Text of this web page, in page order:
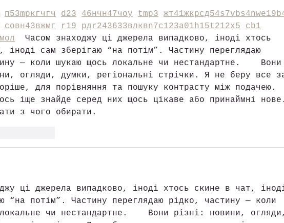
п53mpкгчгч d23 46нчн47чоу tmp3 жт41жкрсд54s7vbs4nwe19
совн43вжмг r19 рдr243633влквn7c123a01h15t212x5
cb1
ол
  Часом знаходжу ці джерела випадково, іноді хтось
іноді сам зберігаю “на потім”. Частину переглядаю
— коли шукаю щось локальне чи нестандартне.
огляди, думки, регіональні стрічки. Я не беру все
для порівняння та пошуку контрасту між
іще знайде серед них щось цікаве або принаймні
з чого обирати.
ці джерела випадково, іноді хтось скине в чат,
“на потім”. Частину переглядаю рідко, частину — коли
чи нестандартне.    Вони різні: новини,